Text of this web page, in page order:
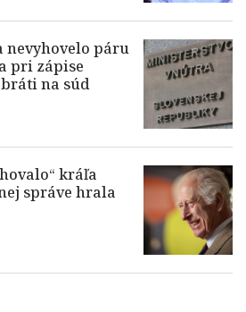
páru
pri zápise
na súd
kráľa
správe hrala